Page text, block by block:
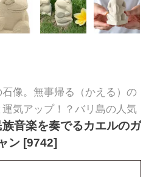
像。無事帰る（かえる）の
気アップ！？バリ島の人気
音楽を奏でるカエルのガ
ン [9742]